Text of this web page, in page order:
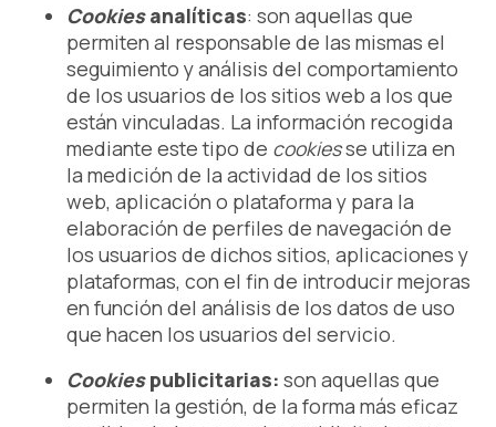
Cookiesanalíticas: son aquellas que
permiten al responsable de las mismas el
seguimiento y análisis del comportamiento
de los usuarios de los sitios web a los que
están vinculadas. La información recogida
mediante este tipo de cookiesse utiliza en
la medición de la actividad de los sitios
web, aplicación o plataforma y para la
elaboración de perfiles de navegación de
los usuarios de dichos sitios, aplicaciones y
plataformas, con el fin de introducir mejoras
en función del análisis de los datos de uso
que hacen los usuarios del servicio.
Cookies publicitarias: son aquellas que
permiten la gestión, de la forma más eficaz